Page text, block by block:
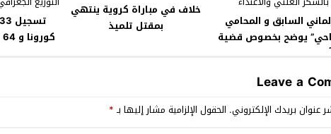
السابق و المحامي
يوضح بخصوص قضية
نبأ اتهامه بالسكر العلني
خلاف في مباراة كروية ينتهي
بمقتل تلميذ
Leave a
عنوان بريدك الإلكتروني. الحقول الإلزامية مشار إليها بـ*